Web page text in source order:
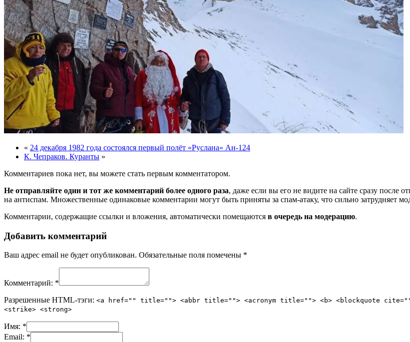
« 24 декабря 1982 года состоялся первый полёт «Руслана» Ан-124
К. Чепраков. Куранты »
Комментариев пока нет, вы можете стать первым комментатором.
Не отправляйте один и тот же комментарий более одного раза, даже если вы его не видите на сайте сразу после
на антиспам. Множественные одинаковые комментарии могут быть приняты за спам-атаку, что сильно затрудняет
Комментарии, содержащие ссылки и вложения, автоматически помещаются в очередь на модерацию.
Добавить комментарий
Ваш адрес email не будет опубликован. Обязательные поля помечены *
Комментарий: *
Разрешенные HTML-тэги: <a href="" title=""> <abbr title=""> <acronym title=""> <b> <blockquote
<strike> <strong>
Имя: *
Email: *